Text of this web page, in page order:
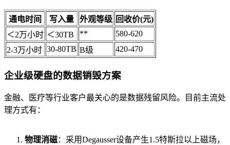
通电时间 写入量 外观等级 回收价(元)
＜2万小时 ＜30TB **
580-620
2-3万小时 30-80TB B级 420-470
企业级硬盘的数据销毁方案
金融、医疗等行业客户最关心的是数据残留风险。目前主流处
理方式有：
物理消磁：采用Degausser设备产生1.5特斯拉以上磁场，